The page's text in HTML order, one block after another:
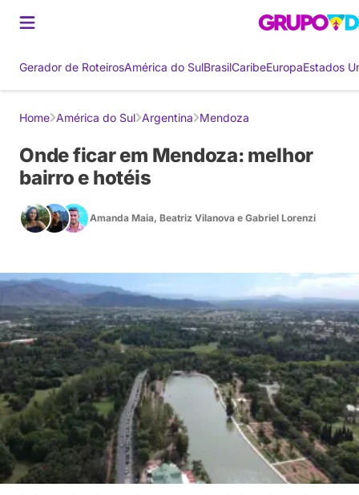
Gerador de RoteirosAmérica do SulBrasilCaribeEuropaEstados
Home América do Sul Argentina Mendoza
Onde ficar em Mendoza: melhor
bairro e hotéis
Amanda Maia, Beatriz Vilanova e Gabriel Lorenzi